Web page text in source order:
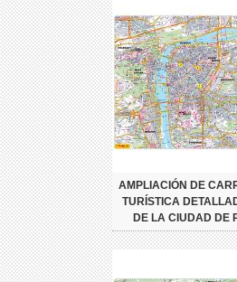
AMPLIACIÓN DE
TURÍSTICA
DE LA CIUDAD DE